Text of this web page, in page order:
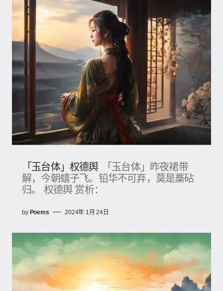
「玉台体」权德舆
「玉台体」昨夜裙带
解，今朝蟢子飞。铅华不可弃，莫是藁砧
归。 权德舆 赏析：
by Poems 2024年 1月 24日